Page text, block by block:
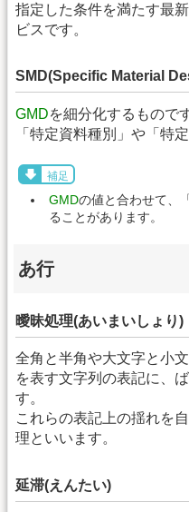
指定した条件を満たす最
ビスです。
SMD(Specific Material
GMDを細分化するもので
「特定資料種別」や「特
補足
GMDの値と合わせて、
ることがあります。
あ行
曖昧処理(あいまいしょり)
全角と半角や大文字と小
を表す文字列の表記に、
す。
これらの表記上の揺れを
理といいます。
延滞(えんたい)